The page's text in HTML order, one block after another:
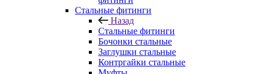
Стальные фитинги
Назад
Стальные фитинги
Бочонки стальные
Заглушки стальные
Контргайки стальные